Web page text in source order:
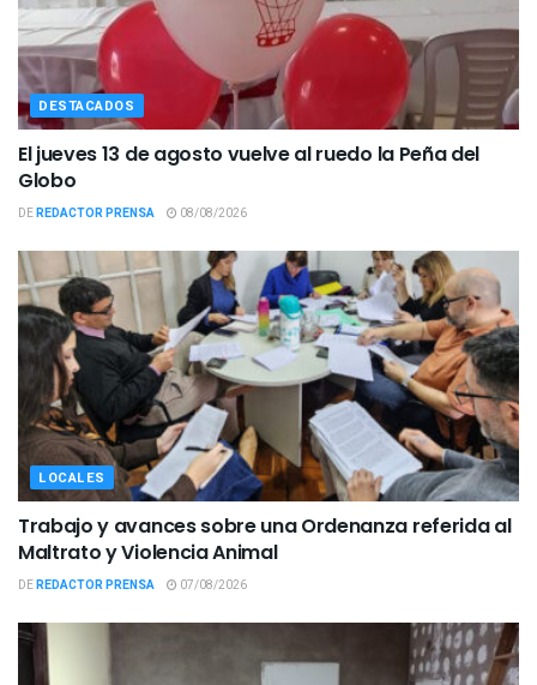
DESTACADOS
El jueves 13 de agosto vuelve al ruedo la Peña del
Globo
DEREDACTOR PRENSA 08/08/2026
LOCALES
Trabajo y avances sobre una Ordenanza referida al
Maltrato y Violencia Animal
DEREDACTOR PRENSA 07/08/2026